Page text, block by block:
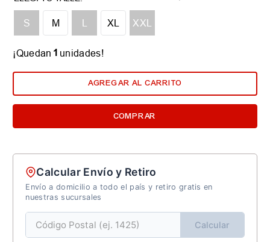
S L
M XL XXL
¡Quedan 1 unidades!
AGREGAR AL CARRITO
COMPRAR
Calcular Envío y Retiro
Envío a domicilio a todo el país y retiro gratis en
nuestras sucursales
Calcular